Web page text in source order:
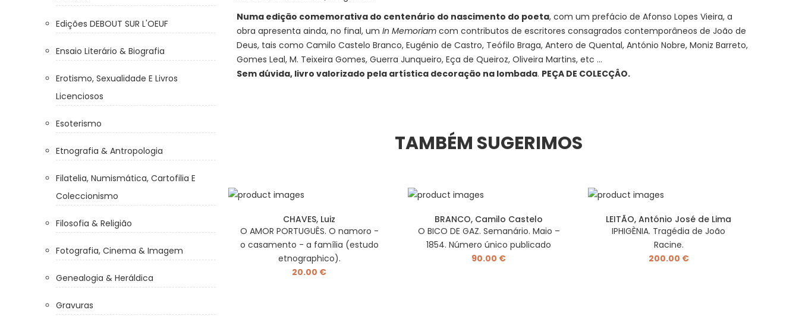
Edições DEBOUT SUR L'OEUF
Ensaio Literário & Biografia
Erotismo, Sexualidade E Livros
Licenciosos
Esoterismo
Etnografia & Antropologia
Filatelia, Numismática, Cartofilia E
Coleccionismo
Filosofia & Religião
Fotografia, Cinema & Imagem
Genealogia & Heráldica
Gravuras
Numa edição comemorativa do centenário do nascimento do poeta, com um prefácio de Afonso Lopes Vieira, a
obra apresenta ainda, no final, um In Memoriam com contributos de escritores consagrados contemporâneos de João de
Deus, tais como Camilo Castelo Branco, Eugénio de Castro, Teófilo Braga, Antero de Quental, António Nobre, Moniz Barreto,
Gomes Leal, M. Teixeira Gomes, Guerra Junqueiro, Eça de Queiroz, Oliveira Martins, etc ...
Sem dúvida, livro valorizado pela artística decoração na lombada. PEÇA DE COLECÇÂO.
TAMBÉM SUGERIMOS
LEITÃO, António José de Lima
IPHIGÈNIA. Tragédia de João
Racine.
200.00 €
CHAVES, Luiz
O AMOR PORTUGUÊS. O namoro -
o casamento - a família (estudo
etnographico).
20.00 €
BRANCO, Camilo Castelo
O BICO DE GAZ. Semanário. Maio –
1854. Número único publicado
90.00 €
LEITÃO, António José de Lima
IPHIGÈNIA. Tragédia de João
Racine.
200.00 €